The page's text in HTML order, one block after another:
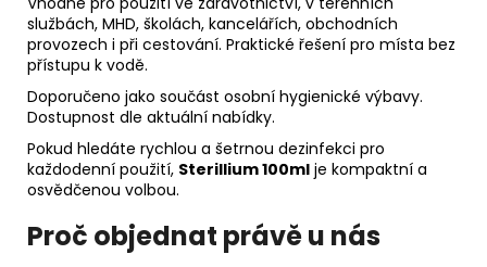
službách, MHD, školách, kancelářích, obchodních
provozech i při cestování. Praktické řešení pro místa bez
přístupu k vodě.
Doporučeno jako součást osobní hygienické výbavy.
Dostupnost dle aktuální nabídky.
Pokud hledáte rychlou a šetrnou dezinfekci pro
každodenní použití, Sterillium 100ml je kompaktní a
osvědčenou volbou.
Proč objednat právě u nás